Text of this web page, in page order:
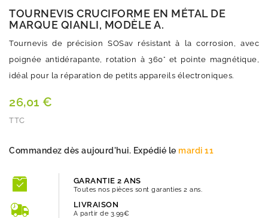
TOURNEVIS CRUCIFORME EN MÉTAL DE
MARQUE QIANLI, MODÈLE A.
Tournevis de précision SOSav résistant à la corrosion, avec
poignée antidérapante, rotation à 360° et pointe magnétique,
idéal pour la réparation de petits appareils électroniques.
26,01 €
TTC
Commandez dès aujourd'hui. Expédié le mardi 11
GARANTIE 2 ANS
Toutes nos pièces sont garanties 2 ans.
LIVRAISON
A partir de 3.99€